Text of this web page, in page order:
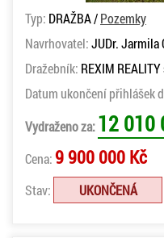
Typ: DRAŽBA /Pozemky
Navrhovatel:JUDr. Jarmila
Dražebník: REXIM
Datum ukončení přihlášek
Vydraženo za:12 010
Cena:9 900 000 Kč
Stav: UKONČENÁ